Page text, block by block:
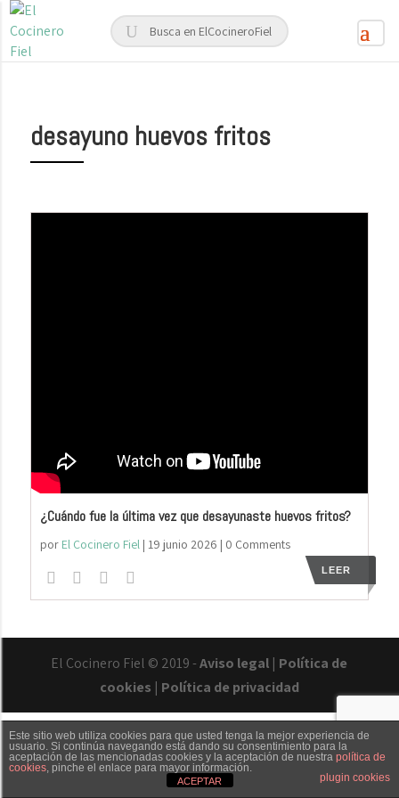
desayuno huevos fritos
¿Cuándo fue la última vez que desayunaste huevos fritos?
por El Cocinero Fiel| 19 junio 2026 | 0 Comments
LEER
El Cocinero Fiel © 2019 -Aviso legal | Política de
cookies | Política de privacidad
Txaber Allué Redes sociales Contacto
Este sitio web utiliza cookies para que usted tenga la mejor experiencia de
usuario. Si continúa navegando está dando su consentimiento para la
aceptación de las mencionadas cookies y la aceptación de nuestra política de
cookies, pinche el enlace para mayor información.
plugin cookies
ACEPTAR